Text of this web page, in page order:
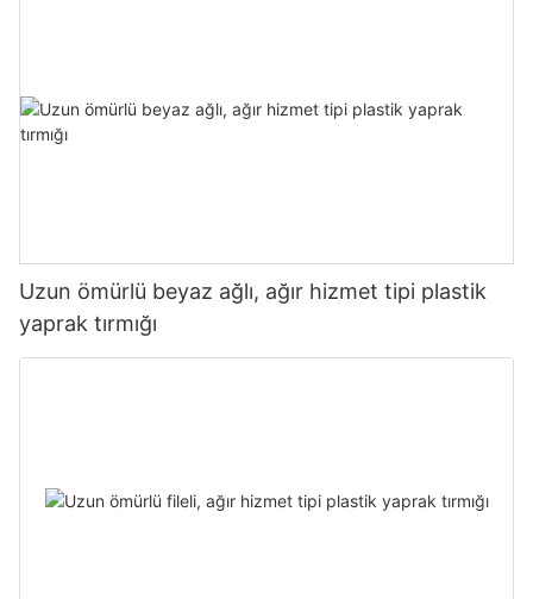
Uzun ömürlü beyaz ağlı, ağır hizmet tipi plastik
yaprak tırmığı